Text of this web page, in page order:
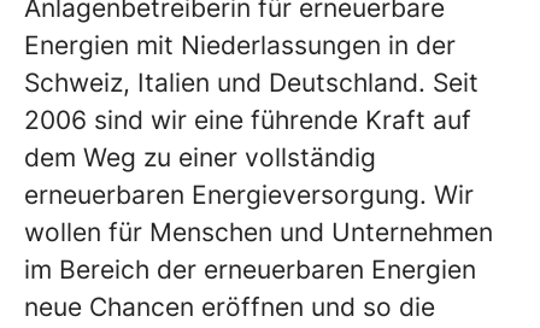
Anlagenbetreiberin für erneuerbare
Energien mit Niederlassungen in der
Schweiz, Italien und Deutschland. Seit
2006 sind wir eine führende Kraft auf
dem Weg zu einer vollständig
erneuerbaren Energieversorgung. Wir
wollen für Menschen und Unternehmen
im Bereich der erneuerbaren Energien
neue Chancen eröffnen und so die